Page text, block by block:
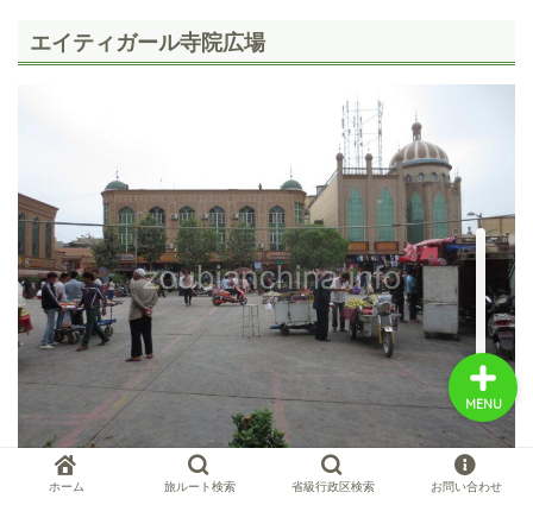
エイティガール寺院広場
エイティガール寺院広場へやって来た。
ホーム 旅ルート検索 省級行政区検索 お問い合わせ
MENU
中国お薦め観光地
中国の世界遺産
中国旅行の情報案内
中国麺ランキング